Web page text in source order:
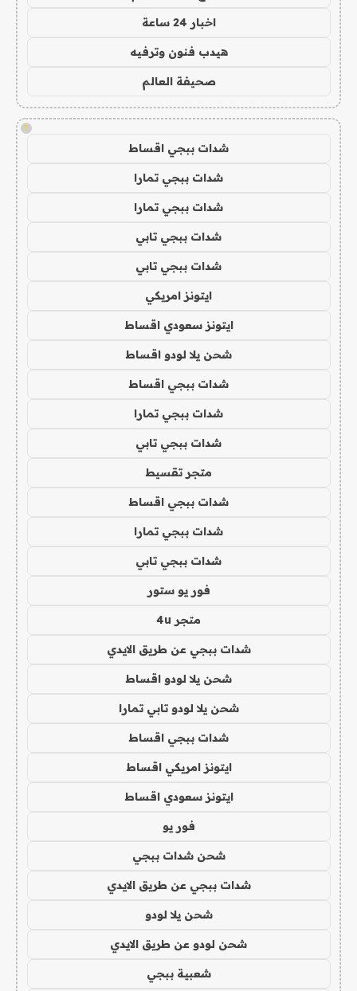
اخبار 24 ساعة
هيدب فنون وترفيه
صحيفة العالم
!
شدات ببجي اقساط
شدات ببجي تمارا
شدات ببجي تمارا
شدات ببجي تابي
شدات ببجي تابي
ايتونز امريكي
ايتونز سعودي اقساط
شحن يلا لودو اقساط
شدات ببجي اقساط
شدات ببجي تمارا
شدات ببجي تابي
متجر تقسيط
شدات ببجي اقساط
شدات ببجي تمارا
شدات ببجي تابي
فور يو ستور
متجر 4u
شدات ببجي عن طريق الايدي
شحن يلا لودو اقساط
شحن يلا لودو تابي تمارا
شدات ببجي اقساط
ايتونز امريكي اقساط
ايتونز سعودي اقساط
فور يو
شحن شدات ببجي
شدات ببجي عن طريق الايدي
شحن يلا لودو
شحن لودو عن طريق الايدي
شعبية ببجي